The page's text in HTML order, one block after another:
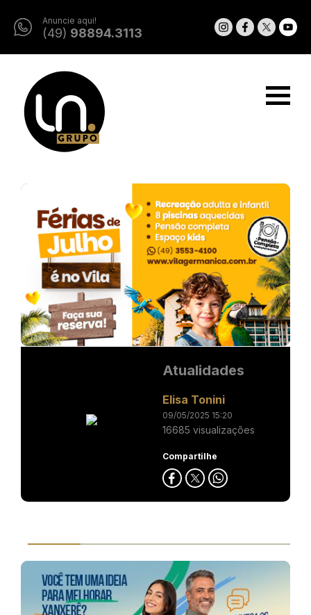
Anuncie aqui!
(49) 98894.3113
Atualidades
Elisa Tonini
09/05/2025 15:20
16685 visualizações
Compartilhe